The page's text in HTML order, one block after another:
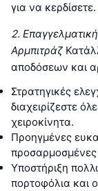
για να κερδίσετε.
2.
Αρμπιτράζ
αποδόσεων και
Στρατηγικές
διαχειρίζεστε
χειροκίνητα.
Προηγμένες
προσαρμοσμένες
Υποστήριξη
πορτοφόλια και